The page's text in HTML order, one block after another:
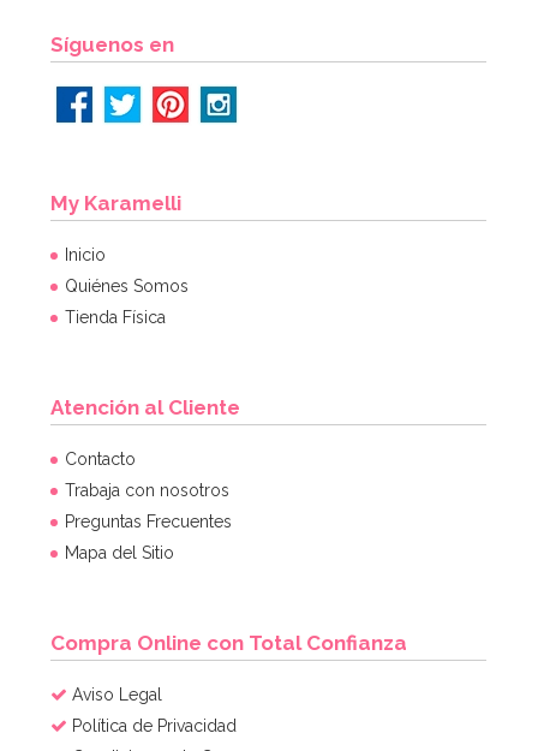
Síguenos en
My Karamelli
Inicio
Quiénes Somos
Tienda Física
Atención al Cliente
Contacto
Trabaja con nosotros
Preguntas Frecuentes
Mapa del Sitio
Compra Online con Total Confianza
Aviso Legal
Política de Privacidad